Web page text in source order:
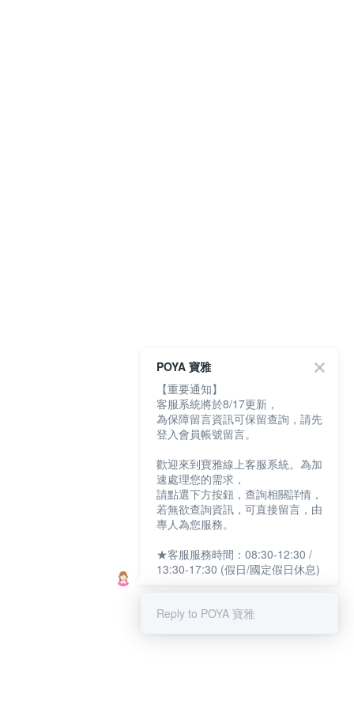
POYA 寶雅
【重要通知】
客服系統將於8/17更新，
為保障留言資訊可保留查詢，請先
登入會員帳號留言。
歡迎來到寶雅線上客服系統。為加
速處理您的需求，
請點選下方按鈕，查詢相關詳情，
若無欲查詢資訊，可直接留言，由
專人為您服務。
★客服服務時間：08:30-12:30 /
13:30-17:30 (假日/國定假日休息)
Reply to POYA 寶雅